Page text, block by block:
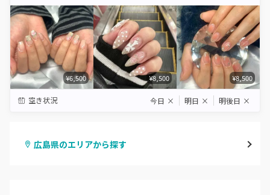
¥6,500 ¥8,500 ¥8,500
空き状況 今日 × 明日 × 明後日 ×
広島県のエリアから探す